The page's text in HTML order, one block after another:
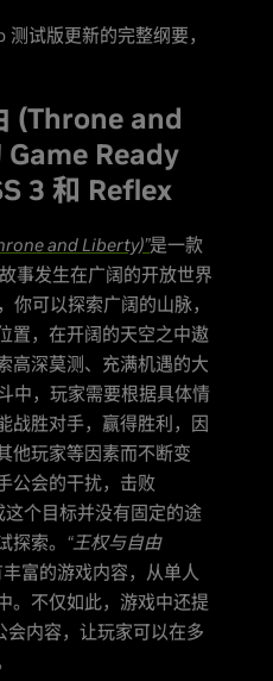
试版更新的完整纲要，
(Throne and
Ready
3 和 Reflex
and Liberty)”是一款
事发生在广阔的开放世界
可以探索广阔的山脉，
置，在开阔的天空之中遨
高深莫测、充满机遇的大
中，玩家需要根据具体情
战胜对手，赢得胜利，因
他玩家等因素而不断变
公会的干扰，击败
个目标并没有固定的途
索。 “王权与自由
富的游戏内容，从单人
。不仅如此，游戏中还提
内容，让玩家可以在多